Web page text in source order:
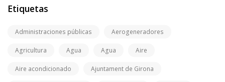
Etiquetas
Administraciones públicas Aerogeneradores
Agricultura Agua Agua Aire
Aire acondicionado Ajuntament de Girona